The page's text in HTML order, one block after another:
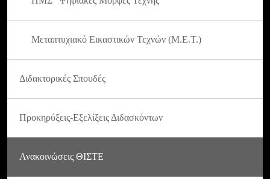
Μεταπτυχιακό Εικαστικών Τεχνών (Μ.Ε.Τ.)
Διδακτορικές Σπουδές
Προκηρύξεις-Εξελίξεις Διδασκόντων
Ανακοινώσεις ΘΙΣΤΕ